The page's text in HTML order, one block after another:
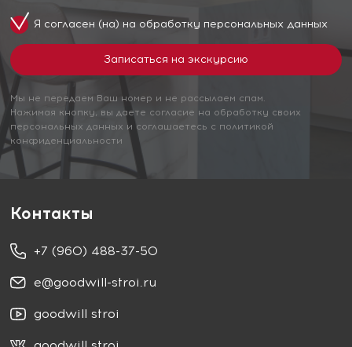
Я согласен (на) на обработку персональных данных
Мы не передаем Ваш номер и не рассылаем спам.
Нажимая кнопку, вы даете согласие на обработку своих
персональных данных и соглашаетесь с политикой
конфиденциальности
Контакты
+7 (960) 488-37-50
e@goodwill-stroi.ru
goodwill stroi